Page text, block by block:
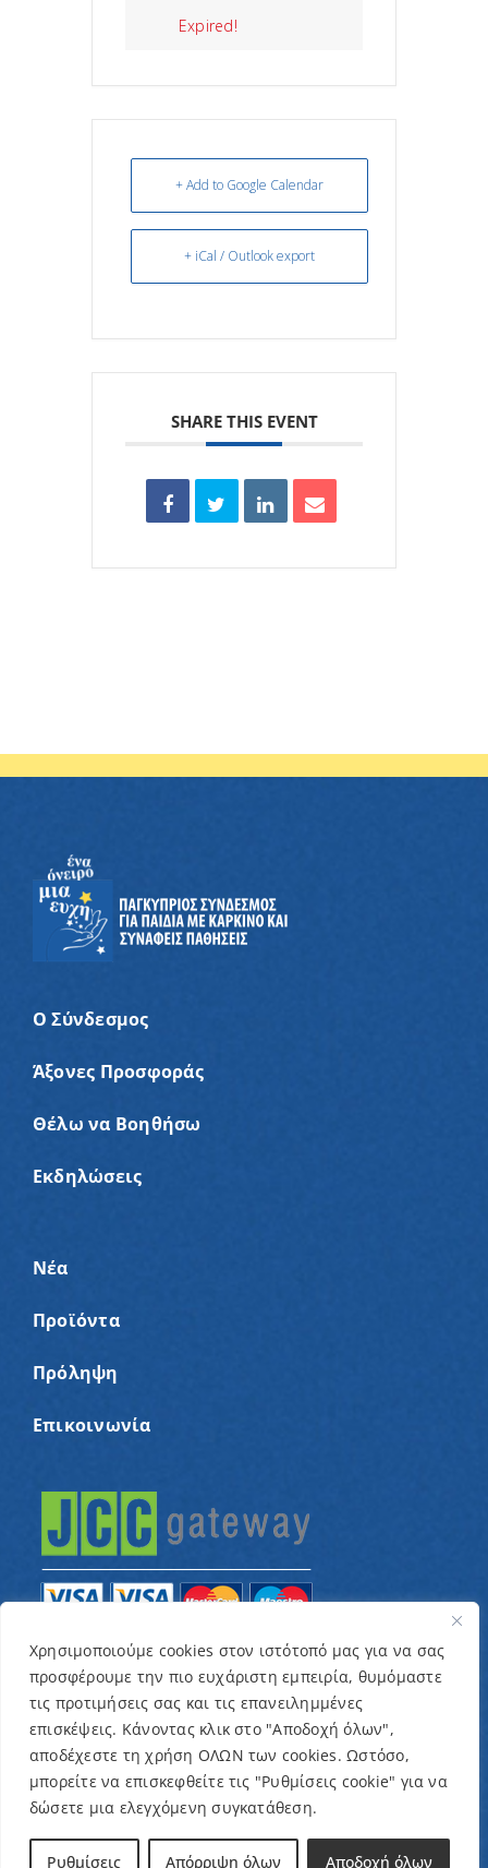
Χρησιμοποιούμε cookies στον ιστότοπό μας για να σας
προσφέρουμε την πιο ευχάριστη εμπειρία, θυμόμαστε
τις προτιμήσεις σας και τις επανειλημμένες
επισκέψεις. Κάνοντας κλικ στο "Αποδοχή όλων",
αποδέχεστε τη χρήση ΟΛΩΝ των cookies. Ωστόσο,
μπορείτε να επισκεφθείτε τις "Ρυθμίσεις cookie" για να
δώσετε μια ελεγχόμενη συγκατάθεση.
Ρυθμίσεις Απόρριψη όλων Αποδοχή όλων
Expired!
+ Add to Google Calendar
+ iCal / Outlook export
SHARE THIS EVENT
Ο Σύνδεσμος
Άξονες Προσφοράς
Θέλω να Βοηθήσω
Εκδηλώσεις
Νέα
Προϊόντα
Πρόληψη
Επικοινωνία
© Copyright 2022 – Παγκύπριος Σύνδεσμος για
παιδιά με καρκίνο και συναφείς παθήσεις «Ένα
Όνειρο Μια Ευχή» / Designed & Developed byNETinfo
Plc
Όροι και Προϋποθέσεις|Πολιτική Απορρήτου